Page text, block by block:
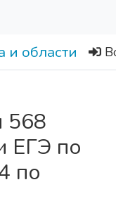
568
ЕГЭ по
по